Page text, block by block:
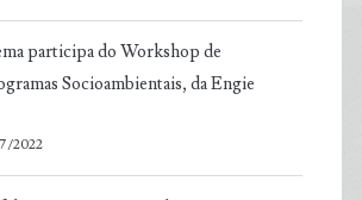
participa do Workshop de
Socioambientais, da Engie
2022